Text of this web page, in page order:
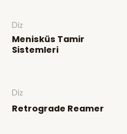
Diz
Menisküs Tamir
Sistemleri
Diz
Retrograde Reamer